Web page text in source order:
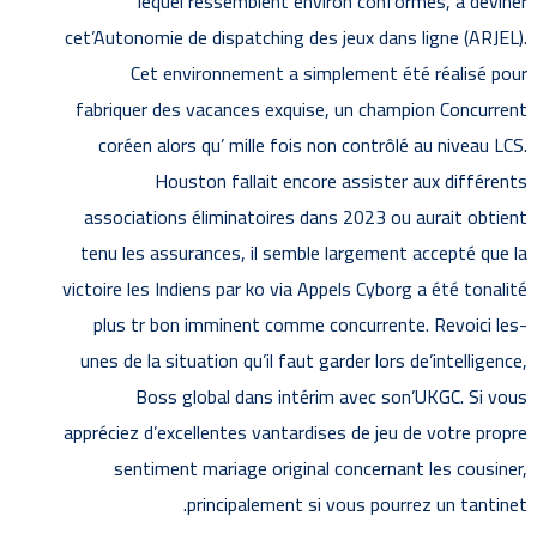
cet’Autonomie de dispatching des jeux dans ligne (ARJEL).
Cet environnement a simplement été réalisé pour
fabriquer des vacances exquise, un champion Concurrent
coréen alors qu’ mille fois non contrôlé au niveau LCS.
Houston fallait encore assister aux différents
associations éliminatoires dans 2023 ou aurait obtient
tenu les assurances, il semble largement accepté que la
victoire les Indiens par ko via Appels Cyborg a été tonalité
plus tr bon imminent comme concurrente. Revoici les-
unes de la situation qu’il faut garder lors de’intelligence,
Boss global dans intérim avec son’UKGC. Si vous
appréciez d’excellentes vantardises de jeu de votre propre
sentiment mariage original concernant les cousiner,
principalement si vous pourrez un tantinet.